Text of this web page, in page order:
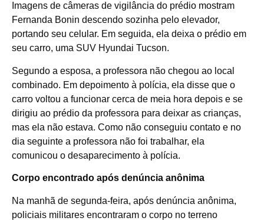
Imagens de câmeras de vigilância do prédio mostram
Fernanda Bonin descendo sozinha pelo elevador,
portando seu celular. Em seguida, ela deixa o prédio em
seu carro, uma SUV Hyundai Tucson.
Segundo a esposa, a professora não chegou ao local
combinado. Em depoimento à polícia, ela disse que o
carro voltou a funcionar cerca de meia hora depois e se
dirigiu ao prédio da professora para deixar as crianças,
mas ela não estava. Como não conseguiu contato e no
dia seguinte a professora não foi trabalhar, ela
comunicou o desaparecimento à polícia.
Corpo encontrado após denúncia anônima
Na manhã de segunda-feira, após denúncia anônima,
policiais militares encontraram o corpo no terreno